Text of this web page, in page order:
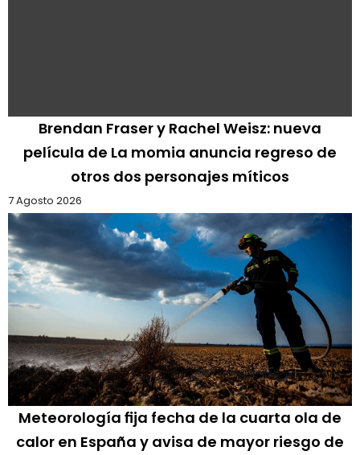
Brendan Fraser y Rachel Weisz: nueva
película de La momia anuncia regreso de
otros dos personajes míticos
7 Agosto 2026
Meteorología fija fecha de la cuarta ola de
calor en España y avisa de mayor riesgo de